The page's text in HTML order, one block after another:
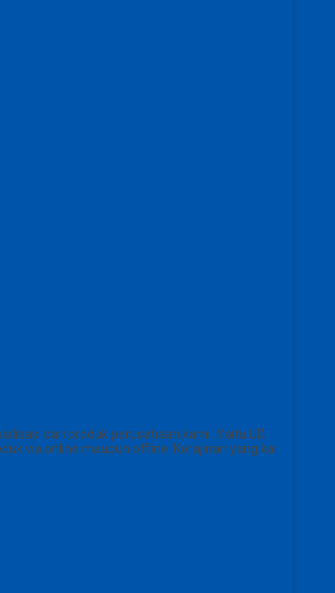
dari produk perusahaan kami. Yaitu UD.
via online maupun offline. Kerajinan yang kai